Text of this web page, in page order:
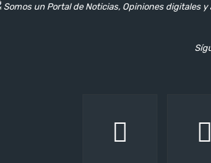
Somos un Portal de Noticias, Opiniones digitales